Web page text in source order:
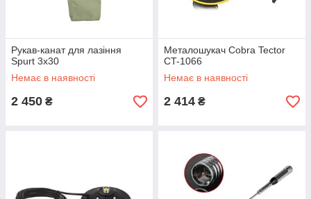
Рукав-канат для лазіння
Spurt 3х30
Немає в наявності
2 450 ₴
Металошукач Cobra Tector
CT-1066
Немає в наявності
2 414 ₴